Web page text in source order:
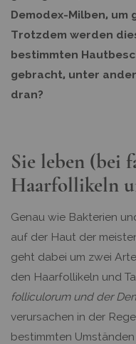
Demodex-Milben, um
Trotzdem werden
bestimmten
gebracht, unter
dran?
Sie leben (bei
Haarfollikeln
Genau wie Bakterien
auf der Haut der
geht dabei um zwei
den Haarfollikeln und
folliculorum und der
verursachen in der
bestimmten